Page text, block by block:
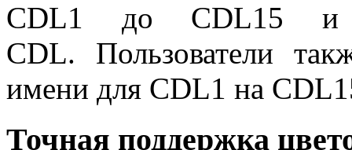
CDL1 до CDL15 и
CDL. Пользователи
имени для CDL1 на
Точная поддержка